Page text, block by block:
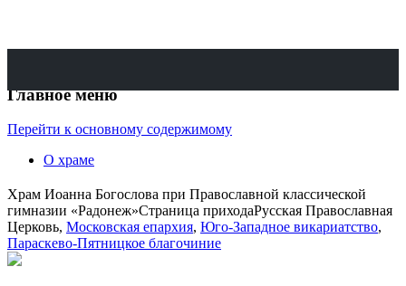
Храм во имя апостола и
евангелиста Иоанна
Богослова
Главное меню
Перейти к основному содержимому
О храме
Храм Иоанна Богослова при Православной классической
гимназии «Радонеж»Страница приходаРусская Православная
Церковь, Московская епархия, Юго-Западное викариатство,
Параскево-Пятницкое благочиние